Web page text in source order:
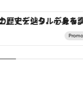
花ズッキーニなどをイタリア・トスカーナの郷土料理の手法で満